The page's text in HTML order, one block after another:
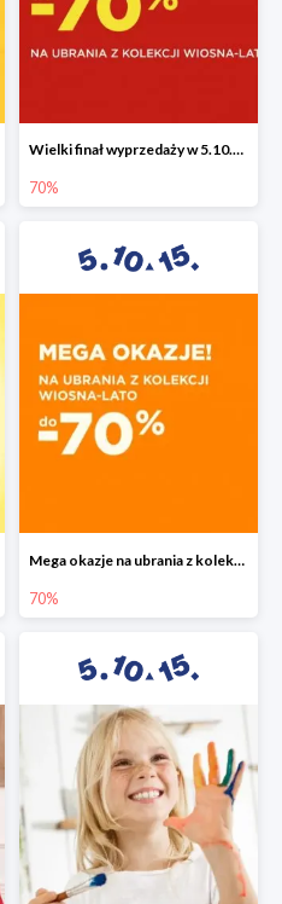
Wielki finał wyprzedaży w 5.10.15 do -70%
70%
Mega okazje na ubrania z kolekcji wiosna-lato do -70%
70%